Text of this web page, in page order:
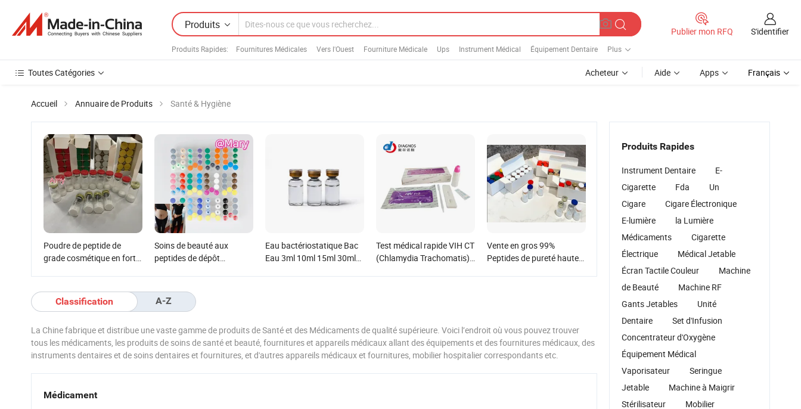
Produits
Produits Rapides: Fournitures Médicales Vers l'Ouest Fourniture Médicale Ups Instrument Médical Équipement Dentaire Plus
Publier mon RFQ S'identifier
Toutes Catégories Acheteur Aide Apps Français
Accueil Annuaire de Produits Santé & Hygiène
Poudre de peptide de
grade cosmétique en forte
Soins de beauté aux
peptides de dépôt
l'étranger
Eau bactériostatique Bac
Eau 3ml 10ml 15ml 30ml
Test médical rapide VIH CT
(Chlamydia Trachomatis)
Vente en gros 99%
Peptides de pureté haute
Classification
A-Z
La Chine fabrique et distribue une vaste gamme de produits de Santé et des Médicaments de qualité supérieure. Voici l’endroit où vous pouvez trouver
tous les médicaments, les produits de soins de santé et beauté, fournitures et appareils médicaux allant des équipements et des fournitures médicaux, des
instruments dentaires et de soins dentaires et fournitures, et d'autres appareils médicaux et fournitures, mobilier hospitalier correspondants etc.
Médicament
Produits Rapides
Instrument Dentaire
E-
Cigarette
Fda
Un
Cigare
Cigare Électronique
E-lumière
la Lumière
Médicaments
Cigarette
Électrique
Médical Jetable
Écran Tactile Couleur
Machine
de Beauté
Machine RF
Gants Jetables
Unité
Dentaire
Set d'Infusion
Concentrateur d'Oxygène
Équipement Médical
Vaporisateur
Seringue
Jetable
Machine à Maigrir
Stérilisateur
Mobilier